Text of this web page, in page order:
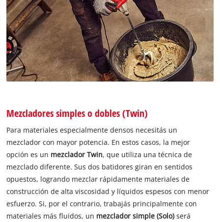
Mezcladores simples o dobles (Twin)
Para materiales especialmente densos necesitás un
mezclador con mayor potencia. En estos casos, la mejor
opción es un mezclador Twin, que utiliza una técnica de
mezclado diferente. Sus dos batidores giran en sentidos
opuestos, logrando mezclar rápidamente materiales de
construcción de alta viscosidad y líquidos espesos con menor
esfuerzo. Si, por el contrario, trabajás principalmente con
materiales más fluidos, un mezclador simple (Solo) será